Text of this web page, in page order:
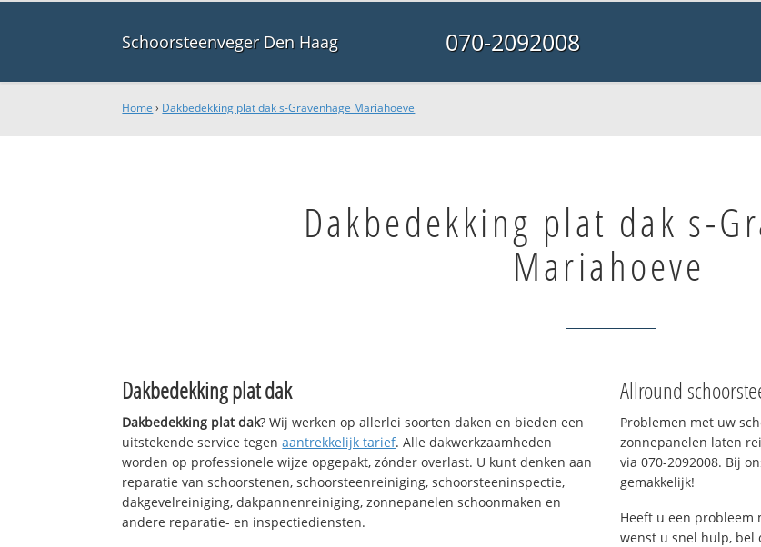
Schoorsteenveger Den Haag 070-2092008
Home › Dakbedekking plat dak s-Gravenhage Mariahoeve
Dakbedekking plat dak s-
Mariahoeve
Dakbedekking plat dak
Dakbedekking plat dak? Wij werken op allerlei soorten daken en bieden een
uitstekende service tegenaantrekkelijk tarief. Alle dakwerkzaamheden
worden op professionele wijze opgepakt, zónder overlast. U kunt denken aan
reparatie van schoorstenen, schoorsteenreiniging, schoorsteeninspectie,
dakgevelreiniging, dakpannenreiniging, zonnepanelen schoonmaken en
andere reparatie- en inspectiediensten.
Allround
Problemen met uw
zonnepanelen laten
via 070-2092008. Bij
gemakkelijk!
Heeft u een probleem
wenst u snel hulp, bel